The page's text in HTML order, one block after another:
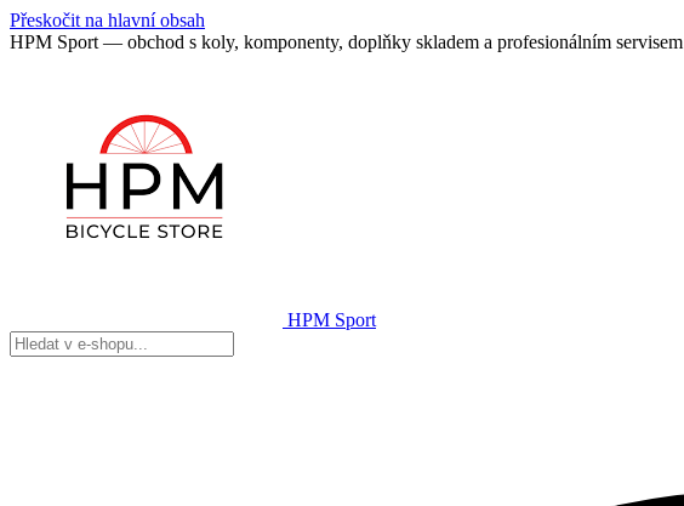
Přeskočit na hlavní obsah
HPM Sport — obchod s koly, komponenty, doplňky skladem a profesionálním servisem
HPM Sport